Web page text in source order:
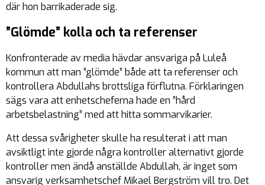
där hon barrikaderade sig.
”Glömde” kolla och ta referenser
Konfronterade av media hävdar ansvariga på Luleå
kommun att man ”glömde” både att ta referenser och
kontrollera Abdullahs brottsliga förflutna. Förklaringen
sägs vara att enhetscheferna hade en ”hård
arbetsbelastning” med att hitta sommarvikarier.
Att dessa svårigheter skulle ha resulterat i att man
avsiktligt inte gjorde några kontroller alternativt gjorde
kontroller men ändå anställde Abdullah, är inget som
ansvarig verksamhetschef Mikael Bergström vill tro. Det